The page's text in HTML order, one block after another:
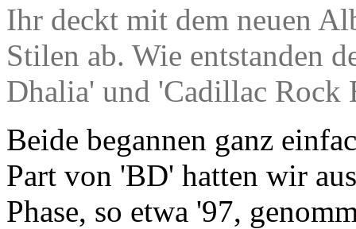
Ihr deckt mit dem neuen
Stilen ab. Wie entstanden
Dhalia' und 'Cadillac Rock
Beide begannen ganz
Part von 'BD' hatten wir
Phase, so etwa '97,